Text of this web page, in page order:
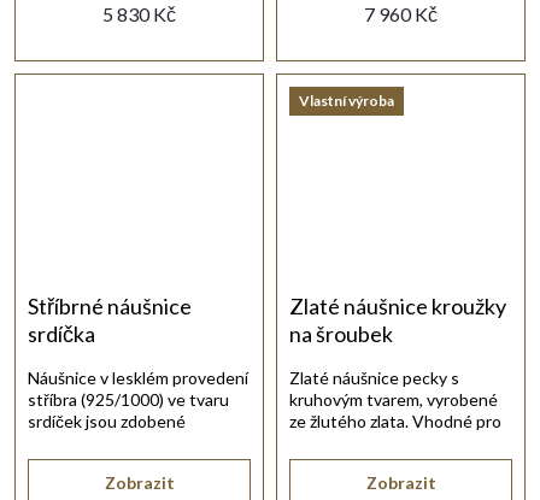
5 830 Kč 7 960 Kč
Stříbrné náušnice
srdíčka
Zobrazit
Náušnice v lesklém provedení
stříbra (925/1000) ve tvaru
srdíček jsou zdobené
Vlastní výroba
Zlaté náušnice kroužky
na šroubek
Zobrazit
Zlaté náušnice pecky s
kruhovým tvarem, vyrobené
ze žlutého zlata. Vhodné pro